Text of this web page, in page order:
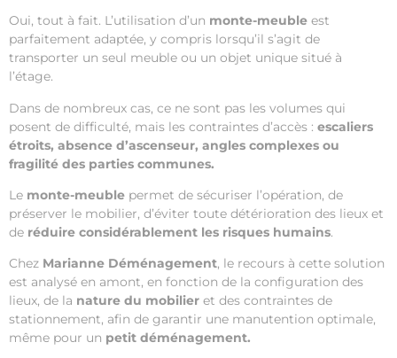
Oui, tout à fait. L’utilisation d’un monte-meuble est
parfaitement adaptée, y compris lorsqu’il s’agit de
transporter un seul meuble ou un objet unique situé à
l’étage.
Dans de nombreux cas, ce ne sont pas les volumes qui
posent de difficulté, mais les contraintes d’accès : escaliers
étroits, absence d’ascenseur, angles complexes ou
fragilité des parties communes.
Le monte-meuble permet de sécuriser l’opération, de
préserver le mobilier, d’éviter toute détérioration des lieux et
de réduire considérablement les risques humains.
Chez Marianne Déménagement, le recours à cette solution
est analysé en amont, en fonction de la configuration des
lieux, de la nature du mobilier et des contraintes de
stationnement, afin de garantir une manutention optimale,
même pour un petit déménagement.